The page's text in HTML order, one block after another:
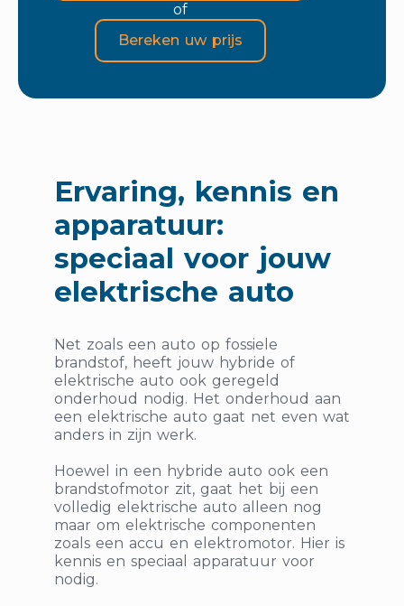
of
Bereken uw prijs
Ervaring, kennis en
apparatuur:
speciaal voor jouw
elektrische auto
Net zoals een auto op fossiele
brandstof, heeft jouw hybride of
elektrische auto ook geregeld
onderhoud nodig. Het onderhoud aan
een elektrische auto gaat net even wat
anders in zijn werk.
Hoewel in een hybride auto ook een
brandstofmotor zit, gaat het bij een
volledig elektrische auto alleen nog
maar om elektrische componenten
zoals een accu en elektromotor. Hier is
kennis en speciaal apparatuur voor
nodig.